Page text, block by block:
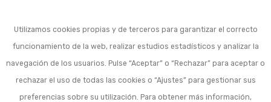
Utilizamos cookies propias y de terceros para garantizar el correcto
funcionamiento de la web, realizar estudios estadísticos y analizar la
navegación de los usuarios. Pulse “Aceptar” o “Rechazar” para aceptar o
rechazar el uso de todas las cookies o “Ajustes” para gestionar sus
preferencias sobre su utilización. Para obtener más información,